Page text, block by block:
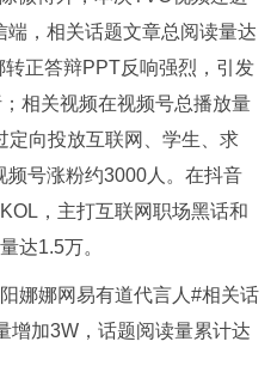
，相关话题文章总阅读量达
正答辩PPT反响强烈，引发
相关视频在视频号总播放量
定向投放互联网、学生、求
号涨粉约3000人。在抖音
，主打互联网职场黑话和
达1.5万。
娜娜网易有道代言人#相关话
增加3W，话题阅读量累计达